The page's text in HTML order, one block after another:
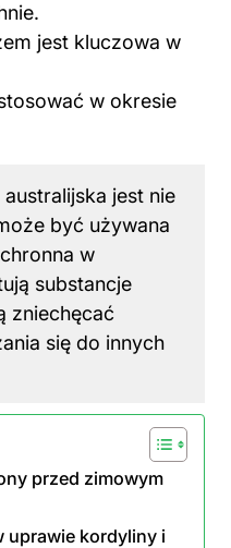
jest kluczowa w
w okresie
jest nie
być używana
w
substancje
zniechęcać
się do innych
przed zimowym
uprawie kordyliny i